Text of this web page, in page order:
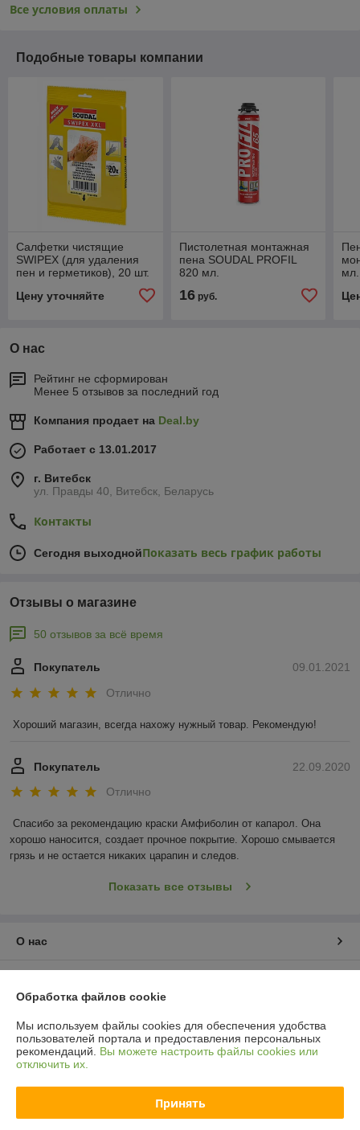
Все условия оплаты
Подобные товары компании
Салфетки чистящие
SWIPEX (для удаления
пен и герметиков), 20 шт.
Цену уточняйте
Пистолетная монтажная
пена SOUDAL PROFIL
820 мл.
16руб.
мл.
О нас
Рейтинг не сформирован
Менее 5 отзывов за последний год
Компания продает на Deal.by
Работает с 13.01.2017
г. Витебск
ул. Правды 40, Витебск, Беларусь
Контакты
Сегодня выходнойПоказать весь график работы
Отзывы о магазине
50 отзывов за всё время
09.01.2021
Покупатель
Отлично
Хороший магазин, всегда нахожу нужный товар. Рекомендую!
22.09.2020
Покупатель
Отлично
Спасибо за рекомендацию краски Амфиболин от капарол. Она
хорошо наносится, создает прочное покрытие. Хорошо смывается
грязь и не остается никаких царапин и следов.
Показать все отзывы
О нас
График работы
Полная версия сайта
Обработка файлов cookie
Мы используем файлы cookies для обеспечения удобства
пользователей портала и предоставления персональных
рекомендаций. Вы можете настроить файлы cookies или
отключить их.
Принять